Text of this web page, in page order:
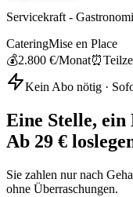
Servicekraft -
CateringMise en Place
💰2.800 €/Monat⏰
Kein Abo nötig ·
Eine Stelle, ein
Ab 29 €
Sie zahlen nur nach
ohne Überraschungen.